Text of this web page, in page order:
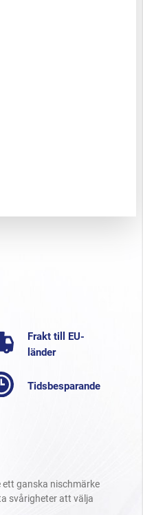
Frakt till EU-
länder
Tidsbesparande
ganska nischmärke
svårigheter att välja